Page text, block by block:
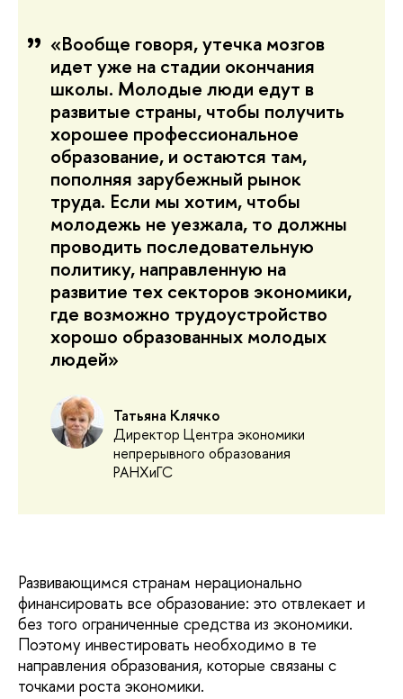
«Вообще говоря, утечка мозгов
идет уже на стадии окончания
школы. Молодые люди едут в
развитые страны, чтобы получить
хорошее профессиональное
образование, и остаются там,
пополняя зарубежный рынок
труда. Если мы хотим, чтобы
молодежь не уезжала, то должны
проводить последовательную
политику, направленную на
развитие тех секторов экономики,
где возможно трудоустройство
хорошо образованных молодых
людей»
Татьяна Клячко
Директор Центра экономики
непрерывного образования
РАНХиГС
Развивающимся странам нерационально
финансировать все образование: это отвлекает и
без того ограниченные средства из экономики.
Поэтому инвестировать необходимо в те
направления образования, которые связаны с
точками роста экономики.